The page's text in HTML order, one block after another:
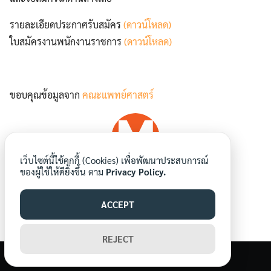
Search
Search
รายละเอียดประกาศรับสมัคร (ดาวน์โหลด)
ใบสมัครงานพนักงานราชการ (ดาวน์โหลด)
ขอบคุณข้อมูลจาก คณะแพทย์ศาสตร์
mornornews
เว็บไซต์นี้ใช้คุกกี้ (Cookies) เพื่อพัฒนาประสบการณ์
ของผู้ใช้ให้ดียิ่งขึ้น ตาม Privacy Policy.
ACCEPT
REJECT